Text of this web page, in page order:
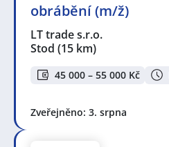
obrábění (m/ž)
LT trade s.r.o.
Stod (15 km)
45 000 – 55 000 Kč
Zveřejněno: 3. srpna